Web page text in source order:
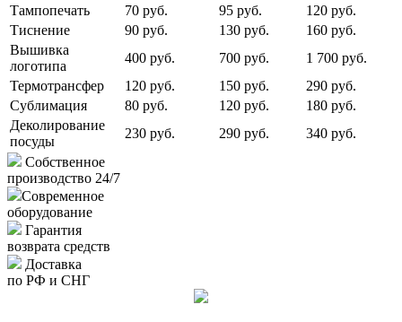
Тампопечать
70 руб. 95 руб.
120 руб.
Тиснение
90 руб. 130 руб.
160 руб.
Вышивка
логотипа
400 руб. 700 руб.
1 700 руб.
Термотрансфер
120 руб. 150 руб.
290 руб.
Сублимация
80 руб. 120 руб.
180 руб.
Деколирование
посуды
230 руб. 290 руб.
340 руб.
Собственное
производство 24/7
Современное
оборудование
Гарантия
возврата средств
Доставка
по РФ и СНГ